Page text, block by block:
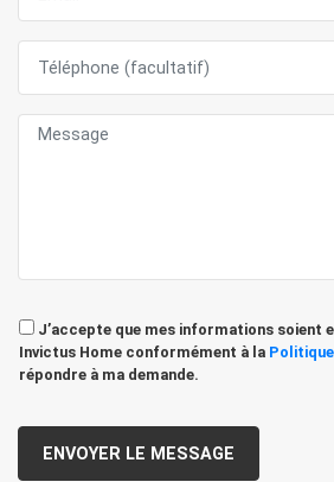
J’accepte que mes informations soient
Invictus Home conformément à la
répondre à ma demande.